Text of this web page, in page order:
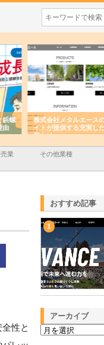
株式会社メタルエースの企業サ
イトが提供する充実した情報内
容とは
業 その他業種
性と
おすすめ記事
1
アーカイブ